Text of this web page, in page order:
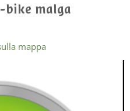
bike malga
mappa